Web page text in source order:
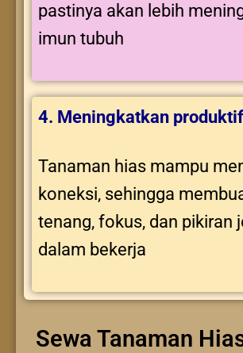
pastinya akan lebih
imun tubuh
4. Meningkatkan
Tanaman hias mampu
koneksi, sehingga
tenang, fokus, dan pikiran
dalam bekerja
Sewa Tanaman